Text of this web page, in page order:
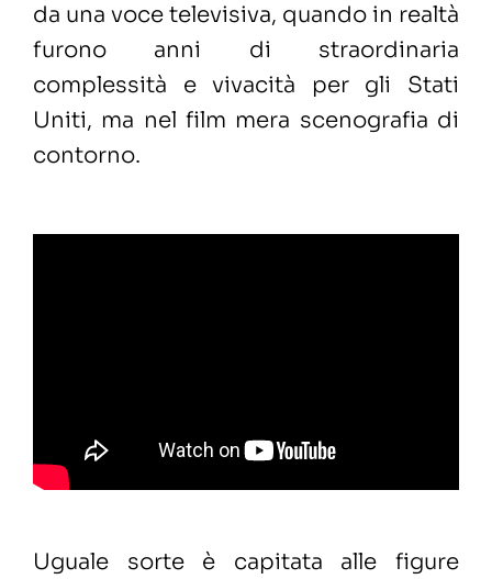
da una voce televisiva, quando in realtà
furono anni di straordinaria
complessità e vivacità per gli Stati
Uniti, ma nel film mera scenografia di
contorno.
Uguale sorte è capitata alle figure